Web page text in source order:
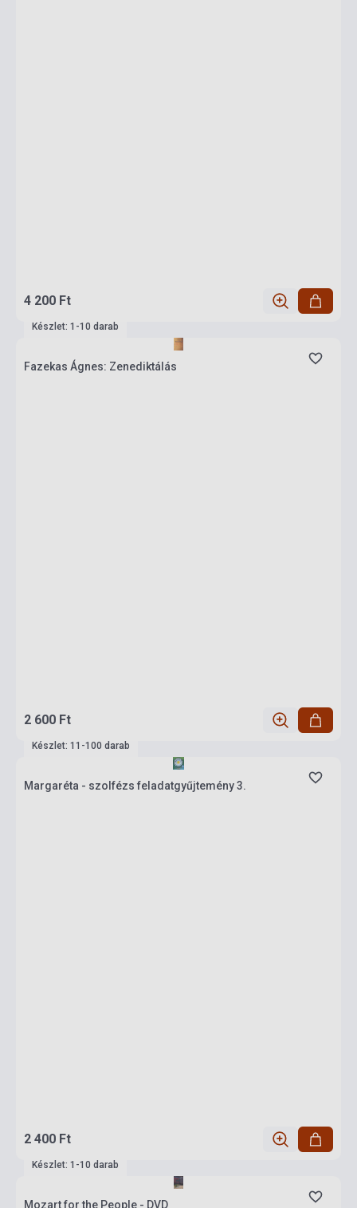
4 200 Ft
Készlet: 1-10 darab
Fazekas Ágnes: Zenediktálás
2 600 Ft
Készlet: 11-100 darab
Margaréta - szolfézs feladatgyűjtemény 3.
2 400 Ft
Készlet: 1-10 darab
Mozart for the People - DVD